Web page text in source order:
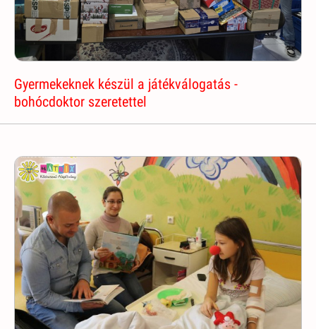
Gyermekeknek készül a játékválogatás -
bohócdoktor szeretettel